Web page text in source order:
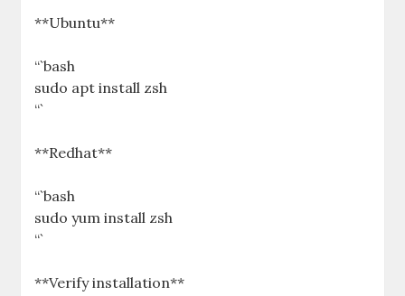
**Ubuntu**
“`bash
sudo apt install zsh
“`
**Redhat**
“`bash
sudo yum install zsh
“`
**Verify installation**